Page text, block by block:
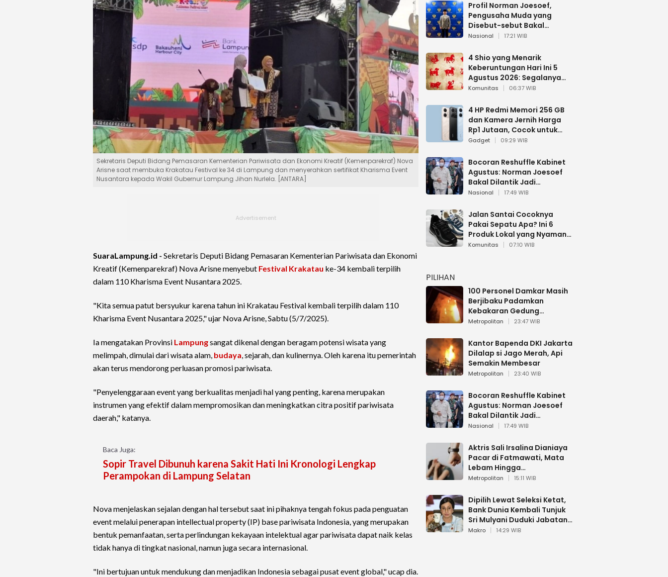
Sekretaris Deputi Bidang Pemasaran Kementerian Pariwisata dan Ekonomi Kreatif (Kemenparekraf) Nova
Arisne saat membuka Krakatau Festival ke 34 di Lampung dan menyerahkan sertifikat Kharisma Event
Nusantara kepada Wakil Gubernur Lampung Jihan Nurlela. [ANTARA]
SuaraLampung.id - Sekretaris Deputi Bidang Pemasaran Kementerian Pariwisata dan Ekonomi
Kreatif (Kemenparekraf) Nova Arisne menyebut Festival Krakatau ke-34 kembali terpilih
dalam 110 Kharisma Event Nusantara 2025.
"Kita semua patut bersyukur karena tahun ini Krakatau Festival kembali terpilih dalam 110
Kharisma Event Nusantara 2025," ujar Nova Arisne, Sabtu (5/7/2025).
Ia mengatakan Provinsi Lampungsangat dikenal dengan beragam potensi wisata yang
melimpah, dimulai dari wisata alam, budaya, sejarah, dan kulinernya. Oleh karena itu pemerintah
akan terus mendorong perluasan promosi pariwisata.
"Penyelenggaraan event yang berkualitas menjadi hal yang penting, karena merupakan
instrumen yang efektif dalam mempromosikan dan meningkatkan citra positif pariwisata
daerah," katanya.
Baca Juga:
Sopir Travel Dibunuh karena Sakit Hati Ini Kronologi Lengkap
Perampokan di Lampung Selatan
Nova menjelaskan sejalan dengan hal tersebut saat ini pihaknya tengah fokus pada penguatan
event melalui penerapan intellectual property (IP) base pariwisata Indonesia, yang merupakan
bentuk pemanfaatan, serta perlindungan kekayaan intelektual agar pariwisata dapat naik kelas
tidak hanya di tingkat nasional, namun juga secara internasional.
"Ini bertujuan untuk mendukung dan menjadikan Indonesia sebagai pusat event global," ucap dia.
Profil Norman Joesoef,
Pengusaha Muda yang
Disebut-sebut Bakal
Dilantik Jadi Wamenhan RI
Nasional 17:21 WIB
4 Shio yang Menarik
Keberuntungan Hari Ini 5
Agustus 2026: Segalanya
Berjalan Lancar
Komunitas 06:37 WIB
4 HP Redmi Memori 256 GB
dan Kamera Jernih Harga
Rp1 Jutaan, Cocok untuk
Multitasking
Gadget 09:29 WIB
Bocoran Reshuffle Kabinet
Agustus: Norman Joesoef
Bakal Dilantik Jadi
Wamenhan RI
Nasional 17:49 WIB
Jalan Santai Cocoknya
Pakai Sepatu Apa? Ini 6
Produk Lokal yang Nyaman
Buat 17 Agustusan
Komunitas 07:10 WIB
PILIHAN
100 Personel Damkar Masih
Berjibaku Padamkan
Kebakaran Gedung
Bapenda DKI
Metropolitan 23:47 WIB
Kantor Bapenda DKI Jakarta
Dilalap si Jago Merah, Api
Semakin Membesar
Metropolitan 23:40 WIB
Bocoran Reshuffle Kabinet
Agustus: Norman Joesoef
Bakal Dilantik Jadi
Wamenhan RI
Nasional 17:49 WIB
Aktris Sali Irsalina Dianiaya
Pacar di Fatmawati, Mata
Lebam Hingga
Diselamatkan Polantas
Metropolitan 15:11 WIB
Dipilih Lewat Seleksi Ketat,
Bank Dunia Kembali Tunjuk
Sri Mulyani Duduki Jabatan
Strategis
Makro 14:29 WIB